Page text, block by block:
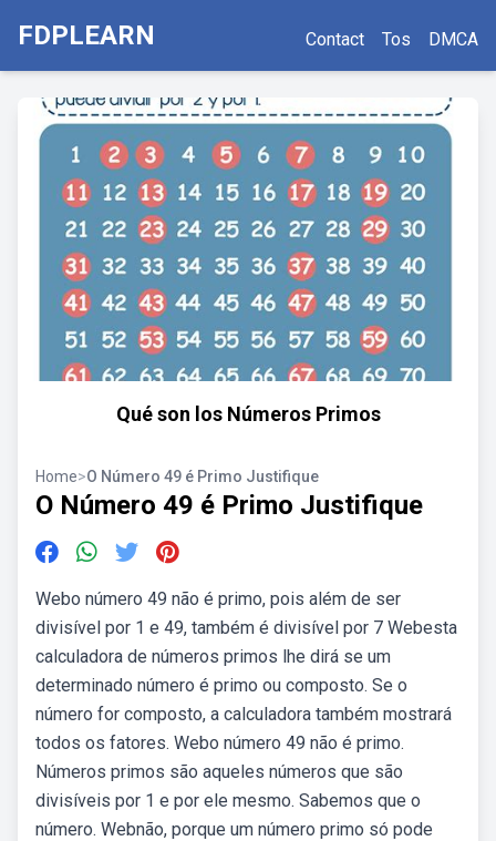
FDPLEARN Contact Tos DMCA
Qué son los Números Primos
Home>O Número 49 é Primo Justifique
O Número 49 é Primo Justifique
Webo número 49 não é primo, pois além de ser
divisível por 1 e 49, também é divisível por 7 Webesta
calculadora de números primos lhe dirá se um
determinado número é primo ou composto. Se o
número for composto, a calculadora também mostrará
todos os fatores. Webo número 49 não é primo.
Números primos são aqueles números que são
divisíveis por 1 e por ele mesmo. Sabemos que o
número. Webnão, porque um número primo só pode